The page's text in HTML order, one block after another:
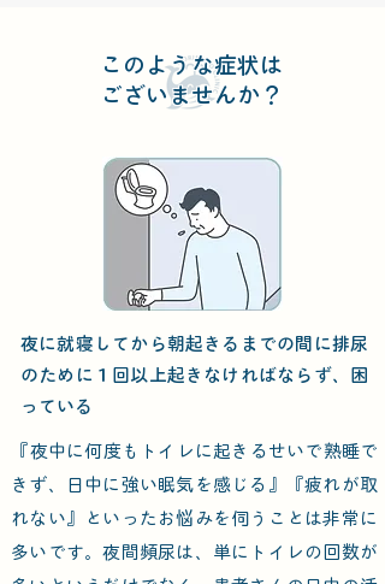
​このような症状は
ございませんか？
夜に就寝してから朝起きるまでの間に排尿
のために１回以上起きなければならず、困
っている​
『夜中に何度もトイレに起きるせいで熟睡で
きず、日中に強い眠気を感じる』『疲れが取
れない』といったお悩みを伺うことは非常に
多いです。夜間頻尿は、単にトイレの回数が